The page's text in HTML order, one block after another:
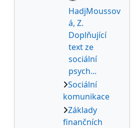
HadjMoussov
á, Z.
Doplňující
text ze
sociální
psych...
Sociální
komunikace
Základy
finančních